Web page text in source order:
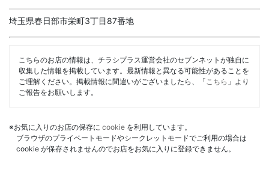
埼玉県春日部市栄町3丁目87番地
こちらのお店の情報は、チラシプラス運営会社のセブンネットが独自に
収集した情報を掲載しています。最新情報と異なる可能性があることを
ご理解ください。掲載情報に間違いがございましたら、「 こちら 」より
ご報告をお願いします。
※お気に入りのお店の保存に cookie を利用しています。
ブラウザのプライベートモードやシークレットモードでご利用の場合は
cookie が保存されませんのでお店をお気に入りに登録できません。